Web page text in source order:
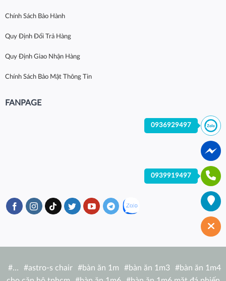
Chính Sách Bảo Hành
Quy Định Đổi Trả Hàng
Quy Định Giao Nhận Hàng
Chính Sách Bảo Mật Thông Tin
FANPAGE
#… #astro-s chair #bàn ăn 1m #bàn ăn 1m3 #bàn ăn 1m4
0936929497
0939919497